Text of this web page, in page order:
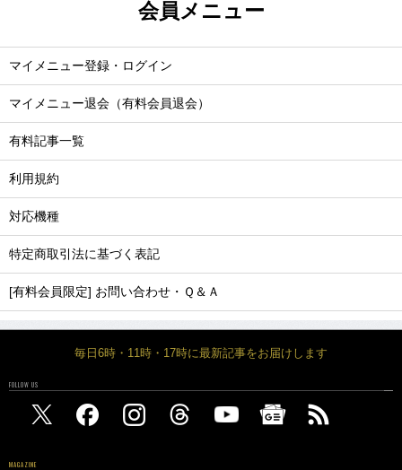
会員メニュー
マイメニュー登録・ログイン
マイメニュー退会（有料会員退会）
有料記事一覧
利用規約
対応機種
特定商取引法に基づく表記
[有料会員限定] お問い合わせ・Ｑ＆Ａ
毎日6時・11時・17時に最新記事をお届けします
FOLLOW US
MAGAZINE